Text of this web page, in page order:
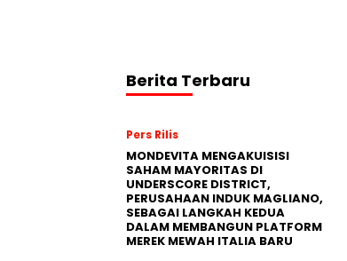
Berita Terbaru
Pers Rilis
MONDEVITA MENGAKUISISI
SAHAM MAYORITAS DI
UNDERSCORE DISTRICT,
PERUSAHAAN INDUK MAGLIANO,
SEBAGAI LANGKAH KEDUA
DALAM MEMBANGUN PLATFORM
MEREK MEWAH ITALIA BARU